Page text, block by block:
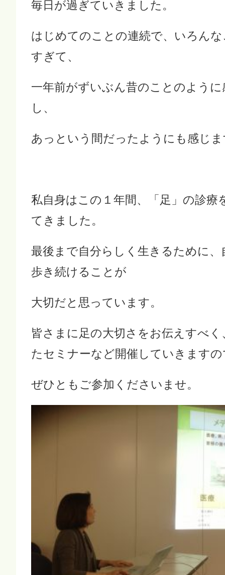
毎日が過ぎていきました。
はじめてのことの連続で、いろん
すぎて、
一年前がずいぶん昔のことのよう
し、
あっという間だったようにも感じ
私自身はこの１年間、「足」の診療
てきました。
最後まで自分らしく生きるために、
歩き続けることが
大切だと思っています。
皆さまに足の大切さをお伝えすべく
たセミナーなど開催していきますの
ぜひともご参加くださいませ。